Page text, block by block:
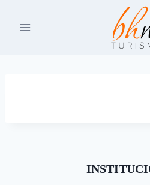
para